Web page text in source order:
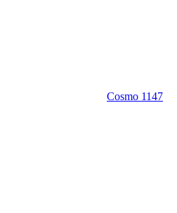
Cosmo 1147